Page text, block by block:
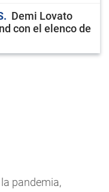
Demi Lovato
con el elenco de
pandemia,